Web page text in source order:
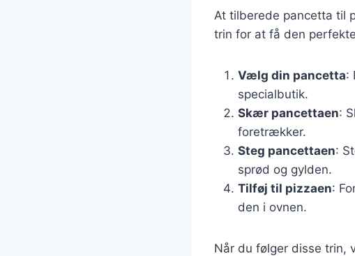
At tilberede pancetta til
trin for at få den
Vælg din pancetta:
specialbutik.
Skær pancettaen:
foretrækker.
Steg pancettaen:
sprød og gylden.
Tilføj til pizzaen:
den i ovnen.
Når du følger disse trin,